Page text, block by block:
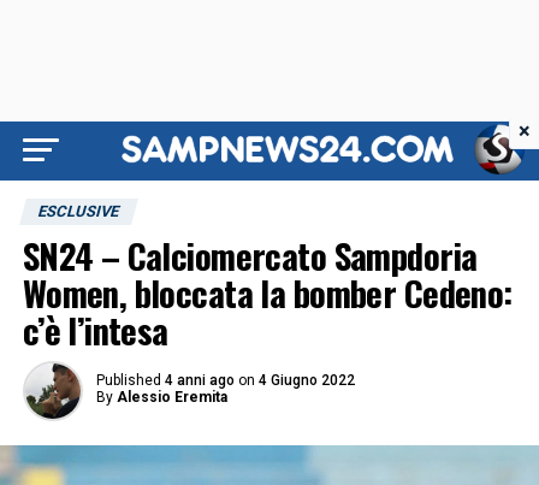
ESCLUSIVE
SN24 – Calciomercato Sampdoria
Women, bloccata la bomber Cedeno:
c’è l’intesa
Published 4 anni ago on 4 Giugno 2022
By Alessio Eremita
×